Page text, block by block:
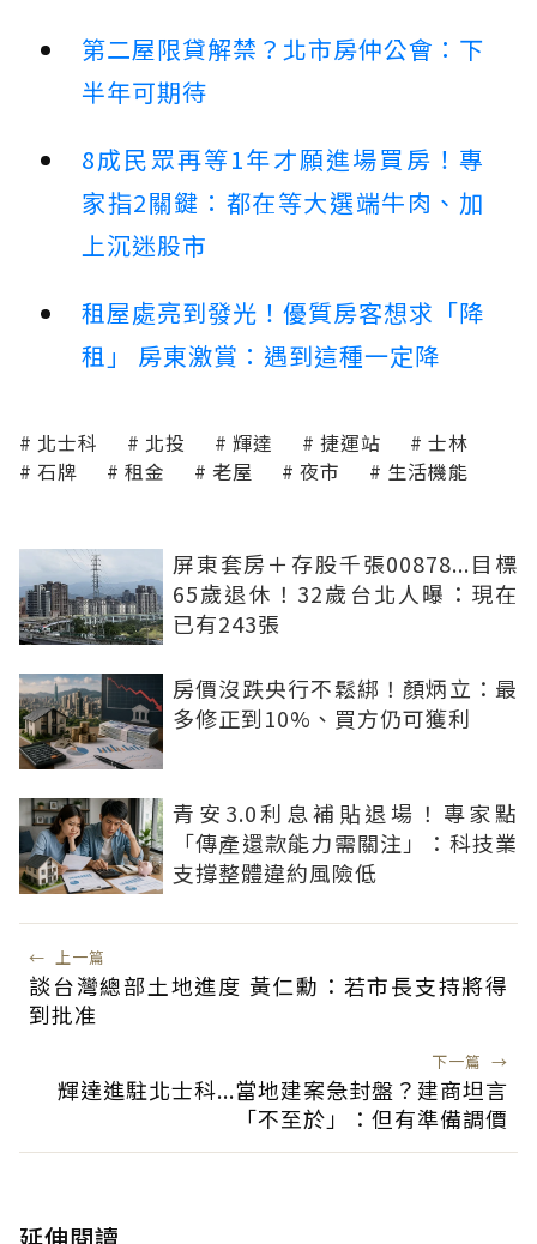
第二屋限貸解禁？北市房仲公會：下
半年可期待
8成民眾再等1年才願進場買房！專
家指2關鍵：都在等大選端牛肉、加
上沉迷股市
租屋處亮到發光！優質房客想求「降
租」 房東激賞：遇到這種一定降
北士科 北投 輝達 捷運站
士林
石牌
租金 老屋 夜市 生活機能
屏東套房＋存股千張00878...目標
65歲退休！32歲台北人曝：現在
已有243張
房價沒跌央行不鬆綁！顏炳立：最
多修正到10%、買方仍可獲利
青安3.0利息補貼退場！專家點
「傳產還款能力需關注」：科技業
支撐整體違約風險低
← 上一篇
談台灣總部土地進度 黃仁勳：若市長支持將得
到批准
下一篇 →
輝達進駐北士科...當地建案急封盤？建商坦言
「不至於」：但有準備調價